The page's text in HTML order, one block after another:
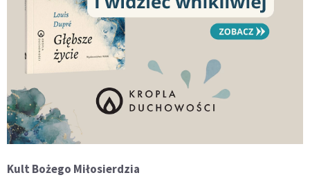
Kult Bożego Miłosierdzia